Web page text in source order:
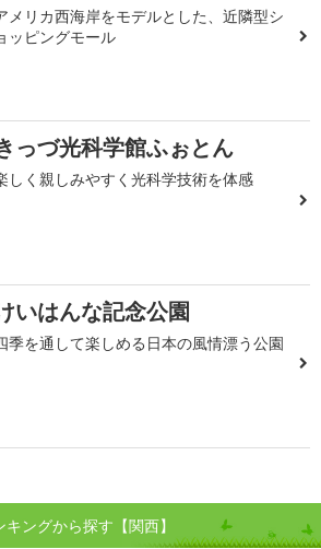
メリカ西海岸をモデルとした、近隣型シ
ッピングモール
っづ光科学館ふぉとん
しく親しみやすく光科学技術を体感
いはんな記念公園
季を通して楽しめる日本の風情漂う公園
ングから探す【関西】